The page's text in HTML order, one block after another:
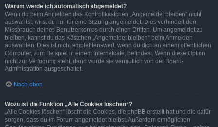
Warum werde ich automatisch abgemeldet?
Wenn du beim Anmelden das Kontrollkästchen „Angemeldet bleiben“ nicht
auswählst, wirst du nur für eine Sitzung angemeldet. Dies verhindert den
Missbrauch deines Benutzerkontos durch einen Dritten. Um angemeldet zu
bleiben, kannst du das Kästchen „Angemeldet bleiben“ beim Anmelden
auswählen. Dies ist nicht empfehlenswert, wenn du dich an einem öffentlichen
Computer, zum Beispiel in einem Internetcafé, befindest. Wenn diese Option
nicht zur Verfügung steht, dann wurde sie vermutlich von der Board-
Administration ausgeschaltet.
Nach oben
Wozu ist die Funktion „Alle Cookies löschen“?
„Alle Cookies löschen“ löscht die Cookies, die phpBB erstellt hat und die dafür
sorgen, dass du im Forum angemeldet bleibst. Außerdem ermöglichen